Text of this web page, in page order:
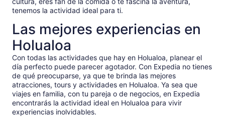
tenemos la actividad ideal para ti.
Las mejores experiencias en
Holualoa
Con todas las actividades que hay en Holualoa, planear el
día perfecto puede parecer agotador. Con Expedia no tienes
de qué preocuparse, ya que te brinda las mejores
atracciones, tours y actividades en Holualoa. Ya sea que
viajes en familia, con tu pareja o de negocios, en Expedia
encontrarás la actividad ideal en Holualoa para vivir
experiencias inolvidables.